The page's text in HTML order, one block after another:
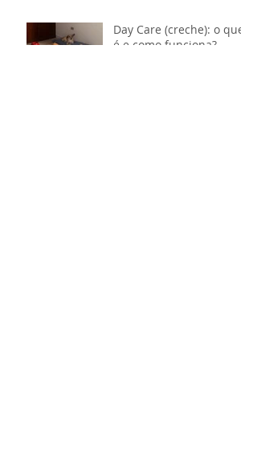
Day Care (creche): o que
é e como funciona?